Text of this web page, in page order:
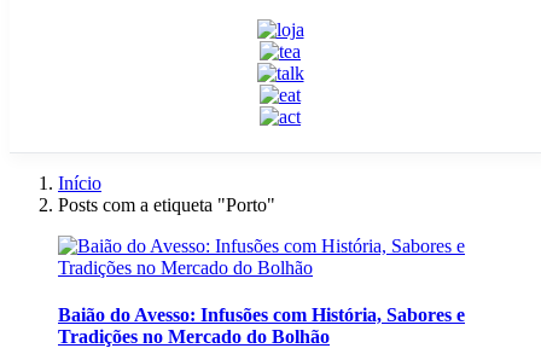
Início
Posts com a etiqueta "Porto"
Baião do Avesso: Infusões com História, Sabores e
Tradições no Mercado do Bolhão